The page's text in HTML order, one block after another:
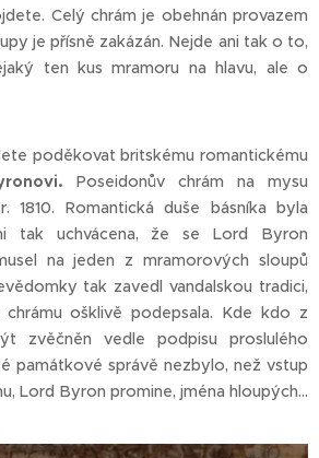
Celý chrám je obehnán provazem
je přísně zakázán. Nejde ani tak o to,
ten kus mramoru na hlavu, ale o
poděkovat britskému romantickému
Poseidonův chrám na mysu
1810. Romantická duše básníka byla
tak uchvácena, že se Lord Byron
na jeden z mramorových sloupů
tak zavedl vandalskou tradici,
ošklivě podepsala. Kde kdo z
zvěčněn vedle podpisu proslulého
památkové správě nezbylo, než vstup
Lord Byron promine, jména hloupých...